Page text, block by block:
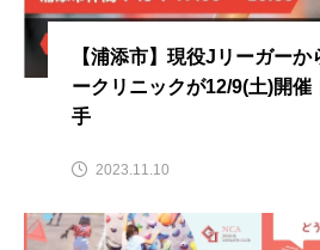
アウトドア アスリート
アスリート・スポーツ関連のお金事
アスリート飯
サッカー
スポスルアプリ スポスルイ
【浦添市】現役Jリーガーか
ークリニックが12/9(土)開催
手
2023.11.10